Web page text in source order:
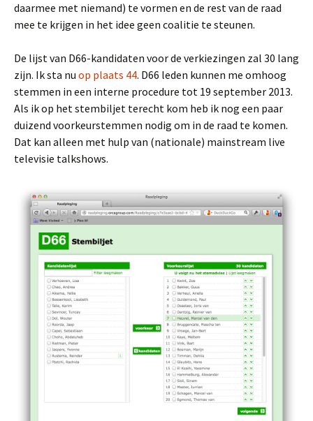
daarmee met niemand) te vormen en de rest van de raad
mee te krijgen in het idee geen coalitie te steunen.
De lijst van D66-kandidaten voor de verkiezingen zal 30 lang
zijn. Ik sta nu op plaats 44. D66 leden kunnen me omhoog
stemmen in een interne procedure tot 19 september 2013.
Als ik op het stembiljet terecht kom heb ik nog een paar
duizend voorkeurstemmen nodig om in de raad te komen.
Dat kan alleen met hulp van (nationale) mainstream live
televisie talkshows.